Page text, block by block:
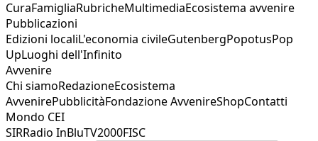
CuraFamigliaRubricheMultimediaEcosistema avvenire
Pubblicazioni
Edizioni localiL'economia civileGutenbergPopotusPop
UpLuoghi dell'Infinito
Avvenire
Chi siamoRedazioneEcosistema
AvvenirePubblicitàFondazione AvvenireShopContatti
Mondo CEI
SIRRadio InBluTV2000FISC